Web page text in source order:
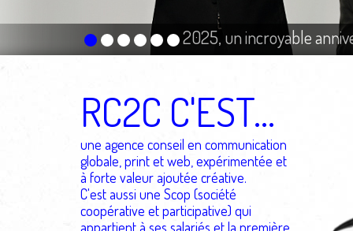
2025, un incroyable
Biocoop // Concept et
RC2C C'EST...
une agence conseil en communication
globale, print et web , expérimentée et
à forte valeur ajoutée créative.
C'est aussi une Scop (société
coopérative et participative) qui
appartient à ses salariés et la première